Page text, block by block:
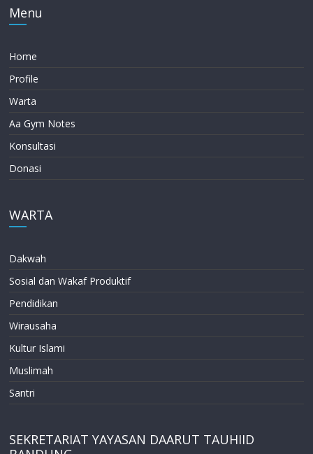
Menu
Home
Profile
Warta
Aa Gym Notes
Konsultasi
Donasi
WARTA
Dakwah
Sosial dan Wakaf Produktif
Pendidikan
Wirausaha
Kultur Islami
Muslimah
Santri
SEKRETARIAT YAYASAN DAARUT TAUHIID